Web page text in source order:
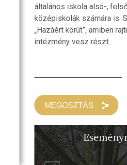
PROGRAM
általános iskola alsó-,
középiskolák számára is.
„Hazáért körút”, amiben
intézmény vesz részt.
MEGOSZTÁS